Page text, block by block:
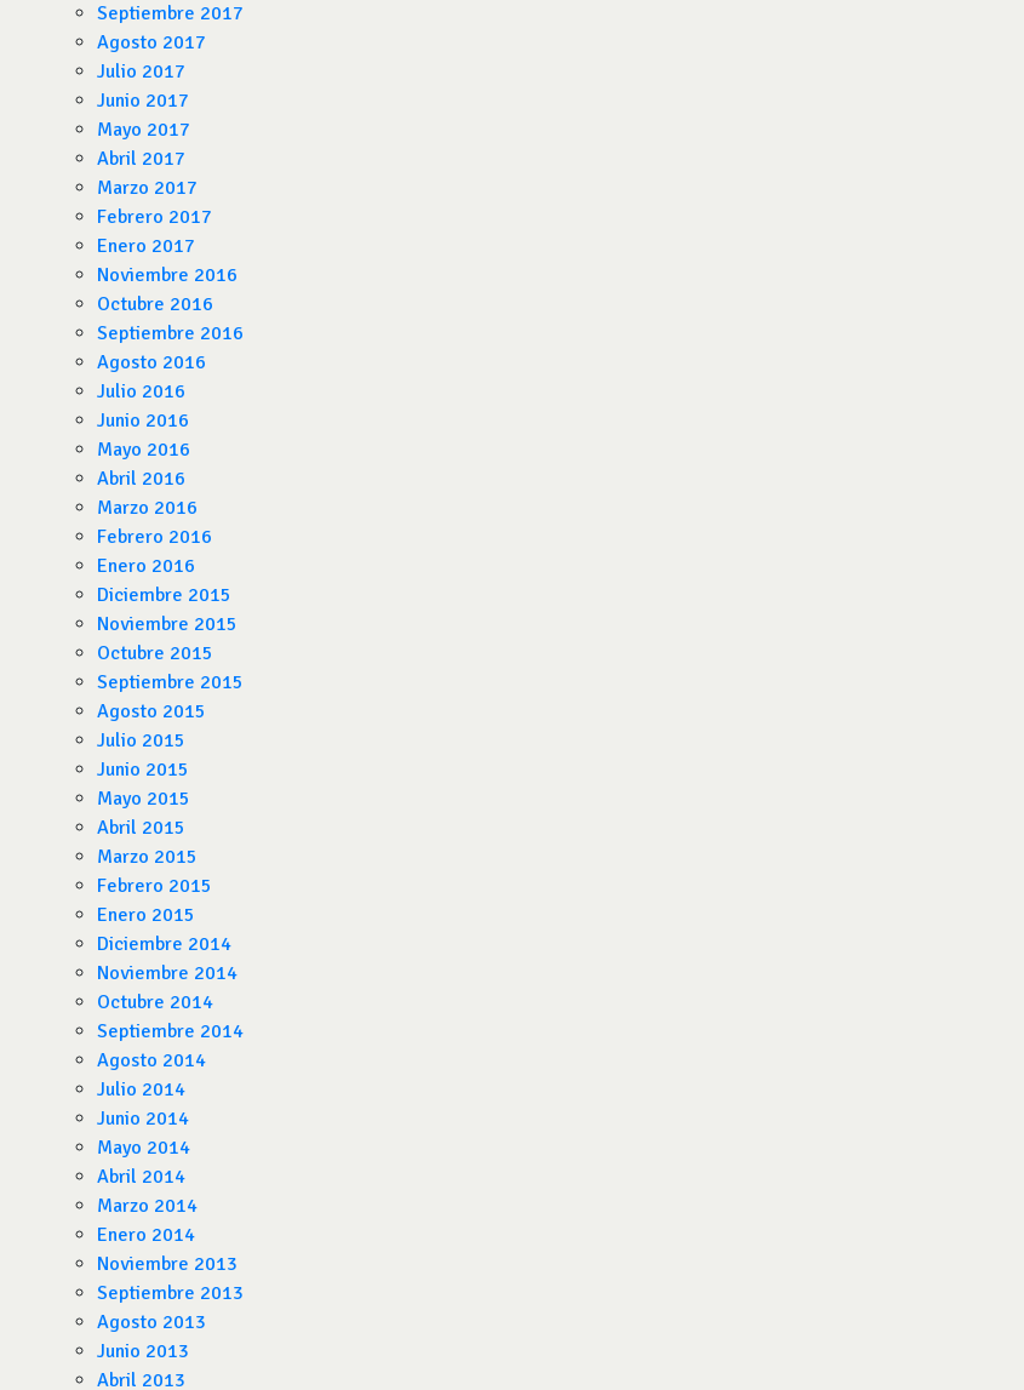
Septiembre 2017
Agosto 2017
Julio 2017
Junio 2017
Mayo 2017
Abril 2017
Marzo 2017
Febrero 2017
Enero 2017
Noviembre 2016
Octubre 2016
Septiembre 2016
Agosto 2016
Julio 2016
Junio 2016
Mayo 2016
Abril 2016
Marzo 2016
Febrero 2016
Enero 2016
Diciembre 2015
Noviembre 2015
Octubre 2015
Septiembre 2015
Agosto 2015
Julio 2015
Junio 2015
Mayo 2015
Abril 2015
Marzo 2015
Febrero 2015
Enero 2015
Diciembre 2014
Noviembre 2014
Octubre 2014
Septiembre 2014
Agosto 2014
Julio 2014
Junio 2014
Mayo 2014
Abril 2014
Marzo 2014
Enero 2014
Noviembre 2013
Septiembre 2013
Agosto 2013
Junio 2013
Abril 2013